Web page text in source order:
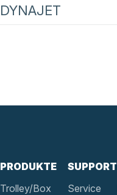
DYNAJET
PRODUKTE
Trolley/Box
SUPPORT
Service